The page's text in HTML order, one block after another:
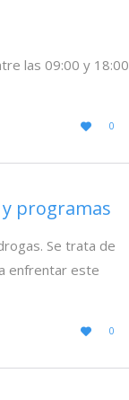
las 09:00 y 18:00

LOVE
IT
0
programas
Se trata de
enfrentar este

LOVE
IT
0